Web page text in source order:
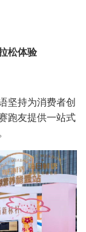
松体验
坚持为消费者创
跑友提供一站式